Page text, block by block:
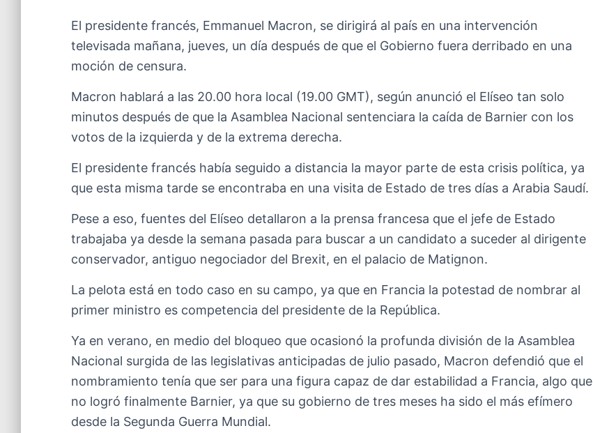
El presidente francés, Emmanuel Macron, se dirigirá al país en una intervención
televisada mañana, jueves, un día después de que el Gobierno fuera derribado en una
moción de censura.
Macron hablará a las 20.00 hora local (19.00 GMT), según anunció el Elíseo tan solo
minutos después de que la Asamblea Nacional sentenciara la caída de Barnier con los
votos de la izquierda y de la extrema derecha.
El presidente francés había seguido a distancia la mayor parte de esta crisis política, ya
que esta misma tarde se encontraba en una visita de Estado de tres días a Arabia Saudí.
Pese a eso, fuentes del Elíseo detallaron a la prensa francesa que el jefe de Estado
trabajaba ya desde la semana pasada para buscar a un candidato a suceder al dirigente
conservador, antiguo negociador del Brexit, en el palacio de Matignon.
La pelota está en todo caso en su campo, ya que en Francia la potestad de nombrar al
primer ministro es competencia del presidente de la República.
Ya en verano, en medio del bloqueo que ocasionó la profunda división de la Asamblea
Nacional surgida de las legislativas anticipadas de julio pasado, Macron defendió que el
nombramiento tenía que ser para una figura capaz de dar estabilidad a Francia, algo que
no logró finalmente Barnier, ya que su gobierno de tres meses ha sido el más efímero
desde la Segunda Guerra Mundial.